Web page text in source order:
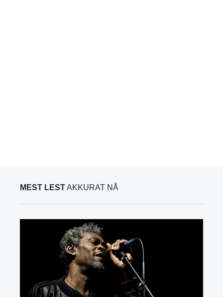
MEST LESTAKKURAT NÅ